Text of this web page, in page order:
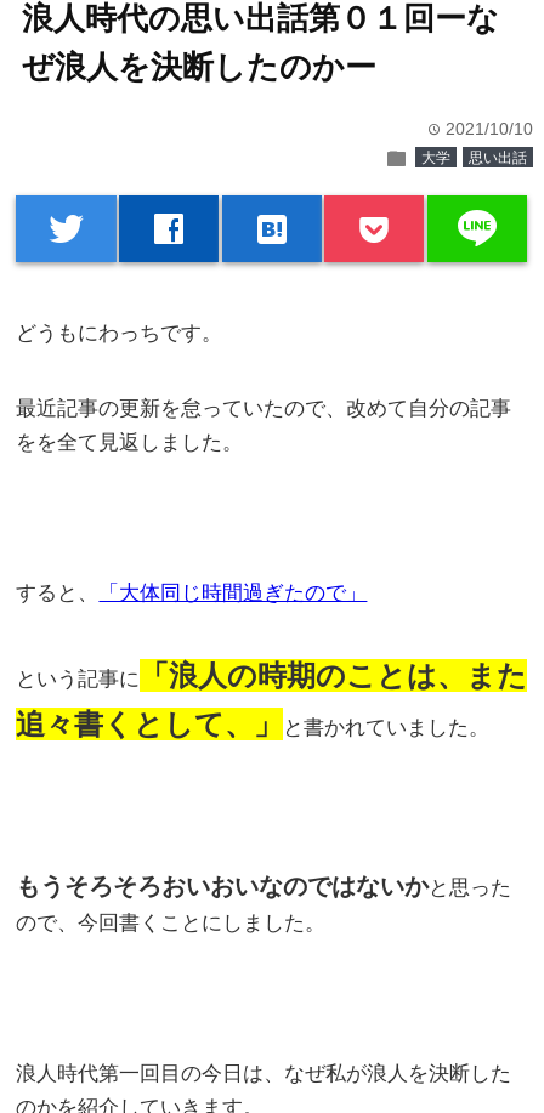
浪人時代の思い出話第０１回ーな
ぜ浪人を決断したのかー
time 2021/10/10
folder 大学 思い出話
twitter facebook hatenabookmark line
どうもにわっちです。
最近記事の更新を怠っていたので、改めて自分の記事
をを全て見返しました。
すると、 「大体同じ時間過ぎたので」
という記事に
「浪人の時期のことは、また
追々書くとして、」
と書かれていました。
もうそろそろおいおいなのではないかと思った
ので、今回書くことにしました。
浪人時代第一回目の今日は、なぜ私が浪人を決断した
のかを紹介していきます。